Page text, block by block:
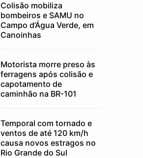
Colisão mobiliza
bombeiros e SAMU no
Campo d’Água Verde, em
Canoinhas
Motorista morre preso às
ferragens após colisão e
capotamento de
caminhão na BR-101
Temporal com tornado e
ventos de até 120 km/h
causa novos estragos no
Rio Grande do Sul